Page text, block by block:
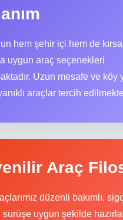
hem şehir içi hem de
uygun araç seçenekleri
Uzun mesafe ve köy
araçlar tercih
Araç
düzenli bakımlı,
uygun şekilde